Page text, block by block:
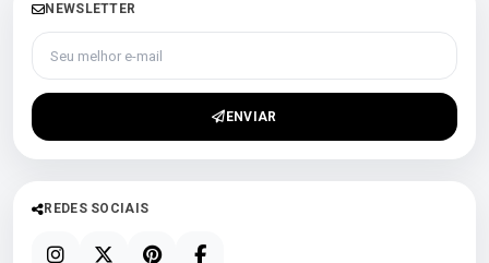
NEWSLETTER
Seu melhor e-mail
ENVIAR
REDES SOCIAIS